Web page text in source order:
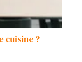
cuisine ?